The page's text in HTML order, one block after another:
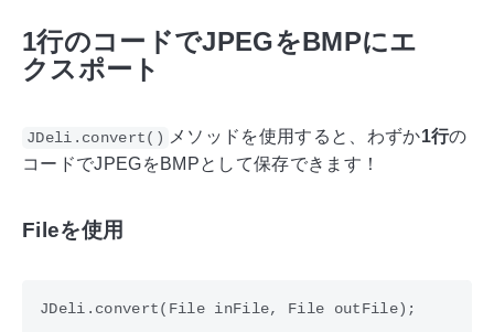
1行のコードでJPEGをBMPにエ
クスポート
JDeli.convert() メソッドを使用すると、わずか1行の
コードでJPEGをBMPとして保存できます！
Fileを使用